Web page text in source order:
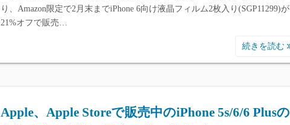
り、Amazon限定で2月末までiPhone 6向け液晶フィルム2枚入り(SGP11299)が
21%オフで販売…
続きを読む
Apple、Apple Storeで販売中のiPhone 5s/6/6 Plusの